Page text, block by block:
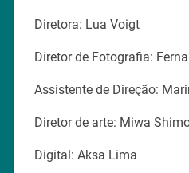
Diretora: Lua Voigt
Diretor de Fotografia:
Assistente de Direção:
Diretor de arte: Miwa
Digital: Aksa Lima